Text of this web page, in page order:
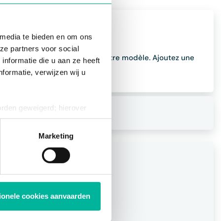
te bieden en om ons
partners voor social
die u aan ze heeft
verwijzen wij u
geweigerd; hierover
op elk moment intrekken
Marketing
cookies aanvaarden
par type de contrat dans votre modèle. Ajoutez une
cette ligne par entreprise.